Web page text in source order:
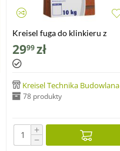
Kreisel fuga do klinkieru z
dodatkiem trasu
2999zł
Kreisel Technika Budowlana Sp. z o.o.
78 produkty
+
−